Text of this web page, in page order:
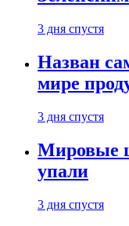
3 дня спустя
Назван
мире
3 дня спустя
Мировые
упали
3 дня спустя